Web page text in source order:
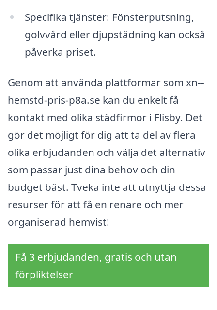
Specifika tjänster: Fönsterputsning,
golvvård eller djupstädning kan också
påverka priset.
Genom att använda plattformar som xn--
hemstd-pris-p8a.se kan du enkelt få
kontakt med olika städfirmor i Flisby. Det
gör det möjligt för dig att ta del av flera
olika erbjudanden och välja det alternativ
som passar just dina behov och din
budget bäst. Tveka inte att utnyttja dessa
resurser för att få en renare och mer
organiserad hemvist!
Få 3 erbjudanden, gratis och utan
förpliktelser